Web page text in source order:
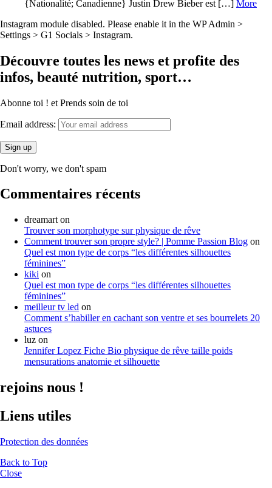
{Nationalité; Canadienne} Justin Drew Bieber est […] More
Instagram module disabled. Please enable it in the WP Admin >
Settings > G1 Socials > Instagram.
Découvre toutes les news et profite des
infos, beauté nutrition, sport…
Abonne toi ! et Prends soin de toi
Email address:
Don't worry, we don't spam
Commentaires récents
dreamart on
Trouver son morphotype sur physique de rêve
Comment trouver son propre style? | Pomme Passion Blog on
Quel est mon type de corps “les différentes silhouettes
féminines”
kiki on
Quel est mon type de corps “les différentes silhouettes
féminines”
meilleur tv led on
Comment s’habiller en cachant son ventre et ses bourrelets 20
astuces
luz on
Jennifer Lopez Fiche Bio physique de rêve taille poids
mensurations anatomie et silhouette
rejoins nous !
Liens utiles
Protection des données
Back to Top
Close